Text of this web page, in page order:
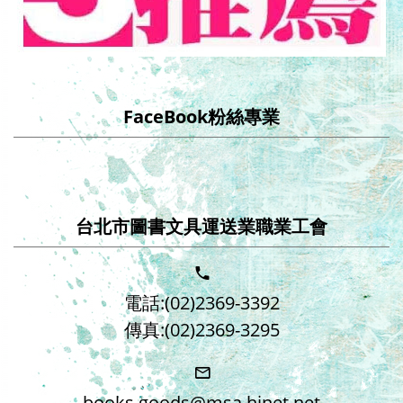
FaceBook粉絲專業
台北市圖書文具運送業職業工會
電話:(02)2369-3392
傳真:(02)2369-3295